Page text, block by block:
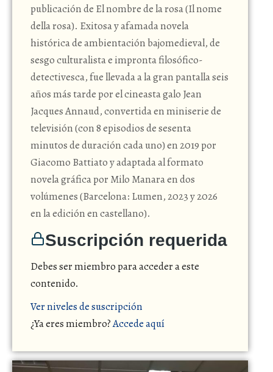
publicación de El nombre de la rosa (Il nome
della rosa). Exitosa y afamada novela
histórica de ambientación bajomedieval, de
sesgo culturalista e impronta filosófico-
detectivesca, fue llevada a la gran pantalla seis
años más tarde por el cineasta galo Jean
Jacques Annaud, convertida en miniserie de
televisión (con 8 episodios de sesenta
minutos de duración cada uno) en 2019 por
Giacomo Battiato y adaptada al formato
novela gráfica por Milo Manara en dos
volúmenes (Barcelona: Lumen, 2023 y 2026
en la edición en castellano).
Suscripción requerida
Debes ser miembro para acceder a este
contenido.
Ver niveles de suscripción
¿Ya eres miembro?Accede aquí